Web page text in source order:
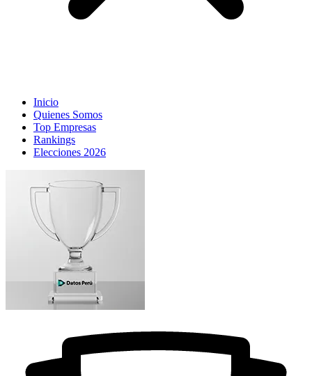
Inicio
Quienes Somos
Top Empresas
Rankings
Elecciones 2026